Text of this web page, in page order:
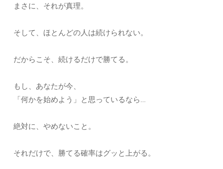
まさに、それが真理。
そして、ほとんどの人は続けられない。
だからこそ、続けるだけで勝てる。
もし、あなたが今、
「何かを始めよう」と思っているなら…
絶対に、やめないこと。
それだけで、勝てる確率はグッと上がる。